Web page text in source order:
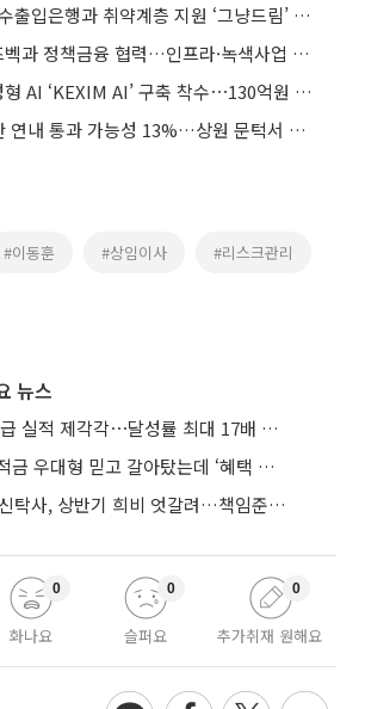
HK이노엔, 한국수출입은행과 취약계층 지원 ‘그냥드림’ 사업 참여
수출입은행, 우즈벡과 정책금융 협력…인프라·녹색사업 지원
수출입은행, 생성형 AI ‘KEXIM AI’ 구축 착수⋯130억원 투입
美 클래리티 법안 연내 통과 가능성 13%…상원 문턱서 제동
#이동훈 #상임이사 #리스크관리
뉴스
기업미소재단 공급 실적 제각각⋯달성률 최대 17배 차이
형 믿고 갈아탔는데 ‘혜택 반토막’…심사 오류에 가입자 혼선
4대 금융 부동산신탁사, 상반기 희비 엇갈려…책임준공 손실 반영 시점이 갈랐다
화나요
0
슬퍼요
0
추가취재 원해요
0